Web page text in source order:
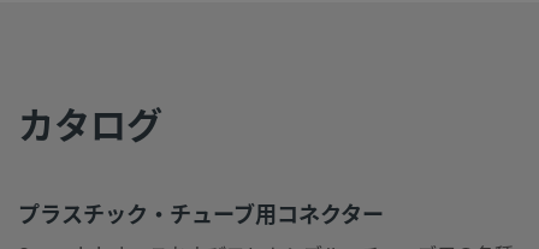
Swagelokチューブ継手、Swagelokチューブ・アダプター
おねじ、ISO/BSP管用テーパーおねじ、ユニオンからお選び
ログインまたは登録して価格を見る
カタログ
プラスチック・チューブ用コネクター